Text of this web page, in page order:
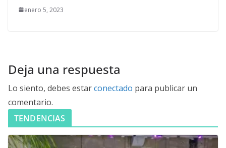
enero 5, 2023
Deja una respuesta
Lo siento, debes estarconectado para publicar un
comentario.
TENDENCIAS